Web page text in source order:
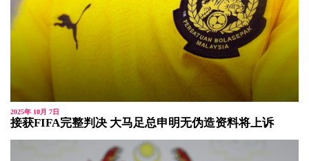
2025年 10月 7日
接获FIFA完整判决 大马足总申明无伪造资料将上诉